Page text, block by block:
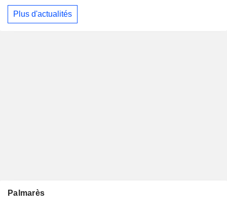
Plus d'actualités
Palmarès